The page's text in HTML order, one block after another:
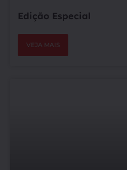
Edição Especial
VEJA MAIS